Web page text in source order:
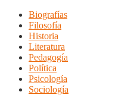
Biografías
Filosofía
Historia
Literatura
Pedagogía
Política
Psicología
Sociología